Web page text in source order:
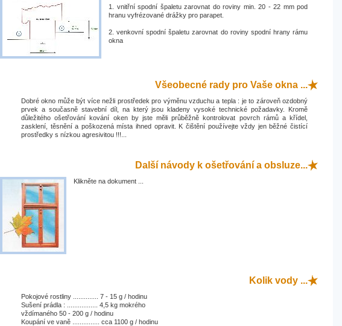
1. vnitřní spodní špaletu zarovnat do roviny min. 20 - 22 mm pod
hranu vyfrézované drážky pro parapet.
2. venkovní spodní špaletu zarovnat do roviny spodní hrany rámu
okna
Všeobecné rady pro Vaše okna ...
Dobré okno může být více nežli prostředek pro výměnu vzduchu a tepla : je to zároveň ozdobný
prvek a současně stavební díl, na který jsou kladeny vysoké technické požadavky. Kromě
důležitého ošetřování kování oken by jste měli průběžně kontrolovat povrch rámů a křídel,
zasklení, těsnění a poškozená místa ihned opravit. K čištění používejte vždy jen běžné čistící
prostředky s nízkou agresivitou !!!...
Další návody k ošetřování a obsluze...
Klikněte na dokument ...
Kolik vody ...
Pokojové rostliny .............. 7 - 15 g / hodinu
Sušení prádla : ................. 4,5 kg mokrého
vždímaného 50 - 200 g / hodinu
Koupání ve vaně ............... cca 1100 g / hodinu